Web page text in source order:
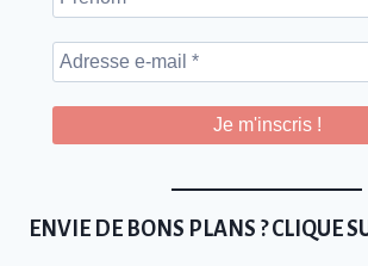
Adresse
e-
mail
ENVIE DE BONS PLANS ? CLIQUE